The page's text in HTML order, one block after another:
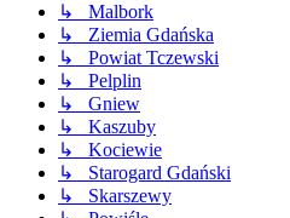
↳ Malbork
↳ Ziemia Gdańska
↳ Powiat Tczewski
↳ Pelplin
↳ Gniew
↳ Kaszuby
↳ Kociewie
↳ Starogard Gdański
↳ Skarszewy